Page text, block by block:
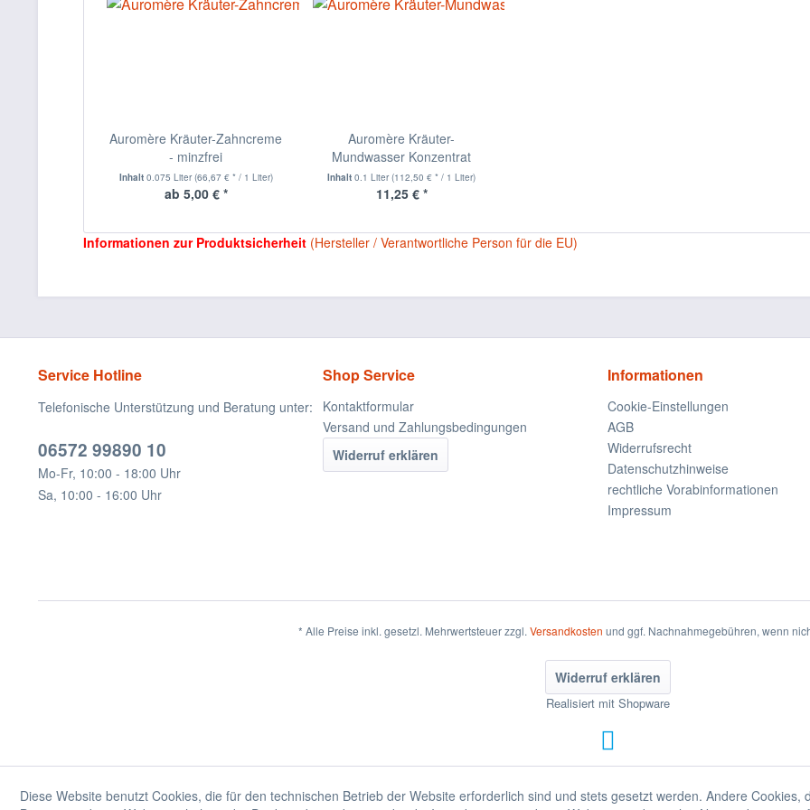
Auromère Kräuter-Zahncreme
- minzfrei
Inhalt 0.075 Liter(66,67 € * / 1 Liter)
ab 5,00 € *
Auromère Kräuter-
Mundwasser Konzentrat
MINZFREI...
Inhalt0.1 Liter(112,50 € * / 1 Liter)
11,25 € *
Informationen zur Produktsicherheit (Hersteller / Verantwortliche Person für die EU)
Service Hotline
Telefonische Unterstützung und Beratung unter:
06572 99890 10
Mo-Fr, 10:00 - 18:00 Uhr
Sa, 10:00 - 16:00 Uhr
Shop Service
Kontaktformular
Versand und Zahlungsbedingungen
Widerruf erklären
Informationen
Cookie-Einstellungen
AGB
Widerrufsrecht
Datenschutzhinweise
rechtliche Vorabinformationen
Impressum
* Alle Preise inkl. gesetzl. Mehrwertsteuer zzgl. Versandkosten und ggf. Nachnahmegebühren, wenn
Widerruf erklären
Realisiert mit Shopware
Diese Website benutzt Cookies, die für den technischen Betrieb der Website erforderlich sind und stets gesetzt werden. Andere Cookies,